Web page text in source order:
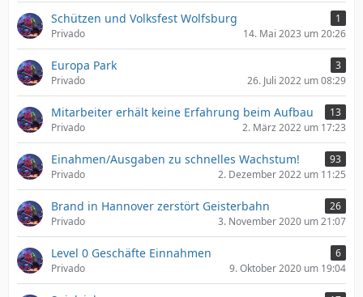
Schützen und Volksfest Wolfsburg
1
Privado
14. Mai 2023 um 20:26
Europa Park
3
Privado
26. Juli 2022 um 08:29
Mitarbeiter erhält keine Erfahrung beim Aufbau
13
Privado
2. März 2022 um 17:23
Einahmen/Ausgaben zu schnelles Wachstum!
93
Privado
2. Dezember 2022 um 11:25
Brand in Hannover zerstört Geisterbahn
26
Privado
3. November 2020 um 21:07
Level 0 Geschäfte Einnahmen
6
Privado
9. Oktober 2020 um 19:04